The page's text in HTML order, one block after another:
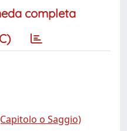
completa
o Saggio)